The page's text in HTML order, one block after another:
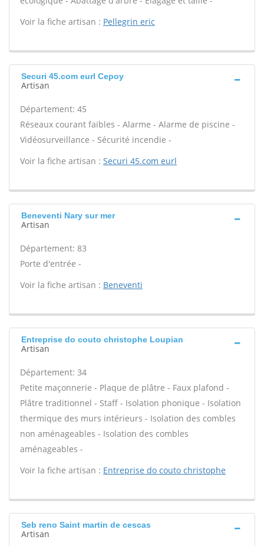
Voir la fiche artisan : Pellegrin eric
Securi 45.com eurl Cepoy
Artisan
Département: 45
Réseaux courant faibles - Alarme - Alarme de piscine -
Vidéosurveillance - Sécurité incendie -
Voir la fiche artisan : Securi 45.com eurl
Beneventi Nary sur mer
Artisan
Département: 83
Porte d'entrée -
Voir la fiche artisan : Beneventi
Entreprise do couto christophe Loupian
Artisan
Département: 34
Petite maçonnerie - Plaque de plâtre - Faux plafond -
Plâtre traditionnel - Staff - Isolation phonique - Isolation
thermique des murs intérieurs - Isolation des combles
non aménageables - Isolation des combles
aménageables -
Voir la fiche artisan : Entreprise do couto christophe
Seb reno Saint martin de cescas
Artisan